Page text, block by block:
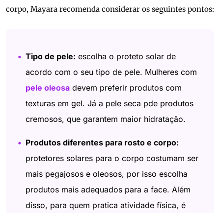
corpo, Mayara recomenda considerar os seguintes pontos:
Tipo de pele: escolha o proteto solar de
acordo com o seu tipo de pele. Mulheres com
pele oleosa devem preferir produtos com
texturas em gel. Já a pele seca pde produtos
cremosos, que garantem maior hidratação.
Produtos diferentes para rosto e corpo:
protetores solares para o corpo costumam ser
mais pegajosos e oleosos, por isso escolha
produtos mais adequados para a face. Além
disso, para quem pratica atividade física, é